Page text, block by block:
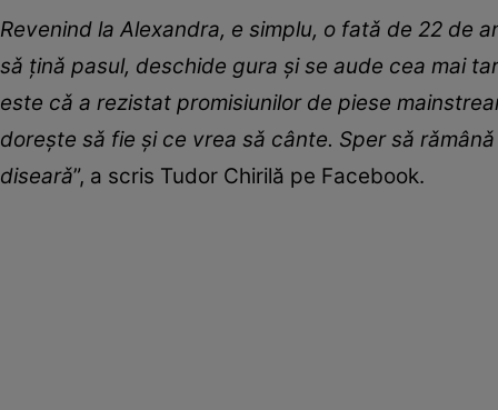
Revenind la Alexandra, e simplu, o fatǎ de 22 de
sǎ ținǎ pasul, deschide gura şi se aude cea mai
este cǎ a rezistat promisiunilor de piese
doreşte sǎ fie şi ce vrea sǎ cânte. Sper sǎ
disearǎ”, a scris Tudor Chirilă pe Facebook.